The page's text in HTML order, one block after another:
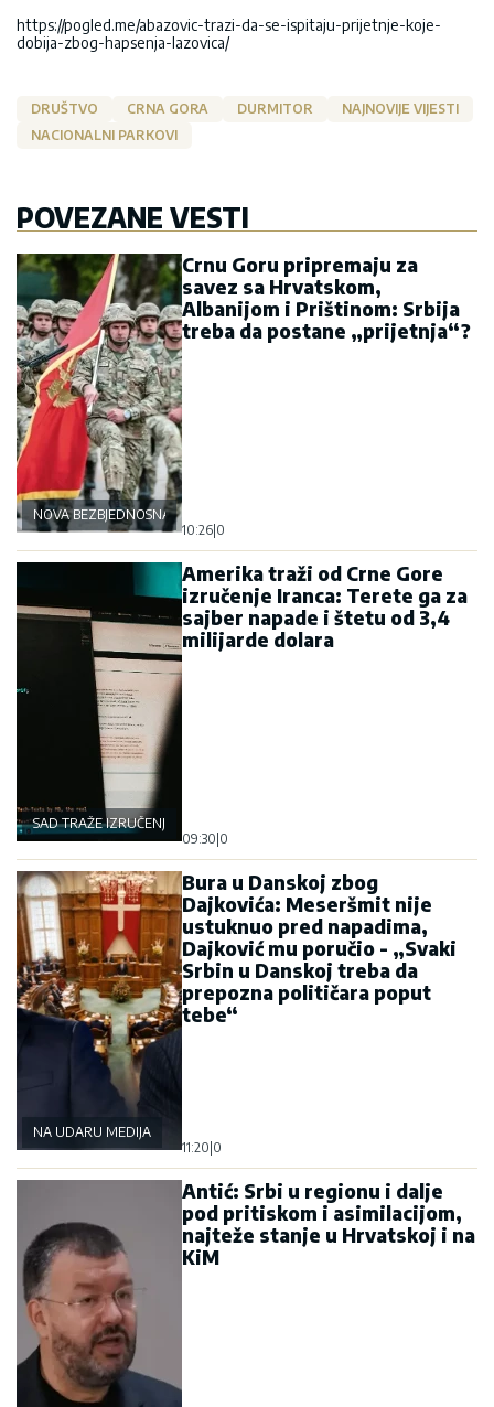
https://pogled.me/abazovic-trazi-da-se-ispitaju-prijetnje-koje-
dobija-zbog-hapsenja-lazovica/
DRUŠTVO CRNA GORA DURMITOR
NAJNOVIJE VIJESTI
NACIONALNI PARKOVI
POVEZANE VESTI
NOVA BEZBJEDNOSNA OSOVINA
Crnu Goru pripremaju za
savez sa Hrvatskom,
Albanijom i Prištinom: Srbija
treba da postane „prijetnja“?
10:26 0
SAD TRAŽE IZRUČENJE
Amerika traži od Crne Gore
izručenje Iranca: Terete ga za
sajber napade i štetu od 3,4
milijarde dolara
09:30 0
NA UDARU MEDIJA
Bura u Danskoj zbog
Dajkovića: Meseršmit nije
ustuknuo pred napadima,
Dajković mu poručio - „Svaki
Srbin u Danskoj treba da
prepozna političara poput
tebe“
11:20 0
Antić: Srbi u regionu i dalje
pod pritiskom i asimilacijom,
najteže stanje u Hrvatskoj i na
KiM